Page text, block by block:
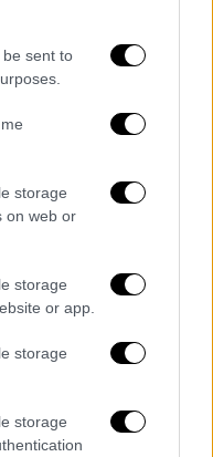
sent to
storage
on web or
storage
or app.
storage
storage
η
Μίνας
κοκκαλα»
υγείας που
το